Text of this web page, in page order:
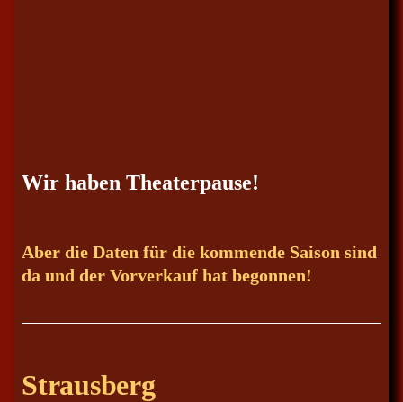
Wir haben Theaterpause!
Aber die Daten für die kommende Saison sind
da und der Vorverkauf hat begonnen!
Strausberg